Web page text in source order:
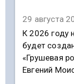
29 августа
К 2026 году
будет
«Грушевая
Евгений